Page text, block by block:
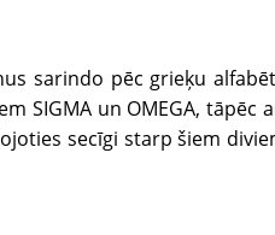
sarindo pēc grieķu
SIGMA un OMEGA, tāpēc
secīgi starp šiem